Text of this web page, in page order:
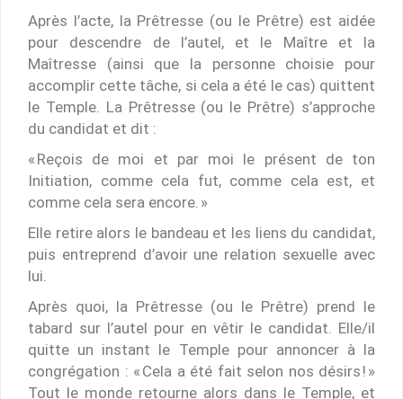
Après l’acte, la Prêtresse (ou le Prêtre) est aidée
pour descendre de l’autel, et le Maître et la
Maîtresse (ainsi que la personne choisie pour
accomplir cette tâche, si cela a été le cas) quittent
le Temple. La Prêtresse (ou le Prêtre) s’approche
du candidat et dit :
« Reçois de moi et par moi le présent de ton
Initiation, comme cela fut, comme cela est, et
comme cela sera encore. »
Elle retire alors le bandeau et les liens du candidat,
puis entreprend d’avoir une relation sexuelle avec
lui.
Après quoi, la Prêtresse (ou le Prêtre) prend le
tabard sur l’autel pour en vêtir le candidat. Elle/il
quitte un instant le Temple pour annoncer à la
congrégation : « Cela a été fait selon nos désirs ! »
Tout le monde retourne alors dans le Temple, et